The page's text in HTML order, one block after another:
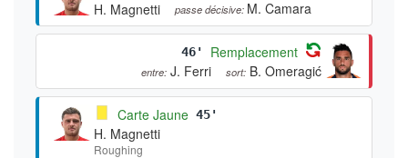
H. Magnetti passe décisive: M. Camara
46' Remplacement
entre: J. Ferri sort: B. Omeragić
Carte Jaune 45'
H. Magnetti
Roughing